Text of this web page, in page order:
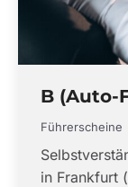
B (Auto-
Führerscheine
in Frankfurt